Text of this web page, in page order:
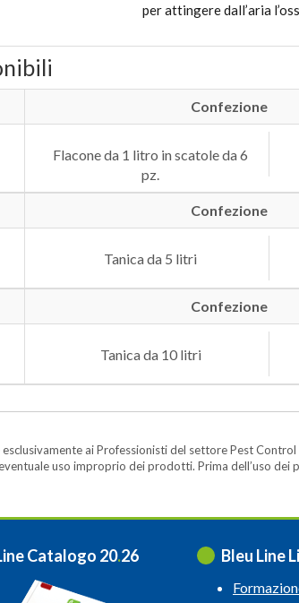
per attingere dall’aria
Confezione
Flacone da 1 litro in scatole da 6
pz.
Confezione
Tanica da 5 litri
Confezione
Tanica da 10 litri
ai Professionisti del settore Pest
uso improprio dei prodotti. Prima dell’uso
Catalogo 20.26 Bleu Line